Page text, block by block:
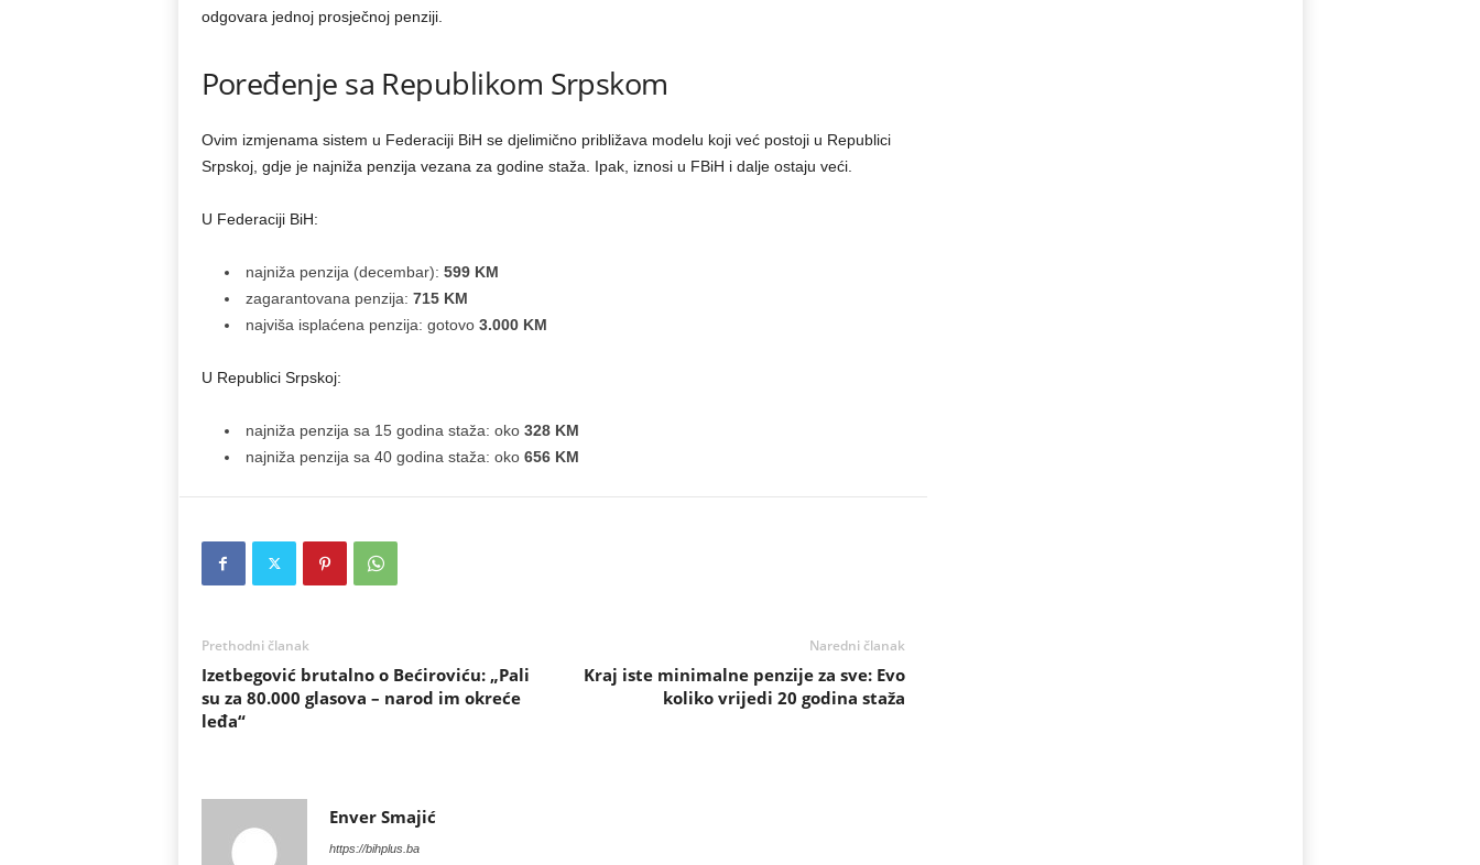
odgovara jednoj prosječnoj penziji.
Poređenje sa Republikom Srpskom
Ovim izmjenama sistem u Federaciji BiH se djelimično približava modelu koji već postoji u Republici
Srpskoj, gdje je najniža penzija vezana za godine staža. Ipak, iznosi u FBiH i dalje ostaju veći.
U Federaciji BiH:
najniža penzija (decembar): 599 KM
zagarantovana penzija: 715 KM
najviša isplaćena penzija: gotovo 3.000 KM
U Republici Srpskoj:
najniža penzija sa 15 godina staža: oko 328 KM
najniža penzija sa 40 godina staža: oko 656 KM
Prethodni članak
Izetbegović brutalno o Bećiroviću: „Pali
su za 80.000 glasova – narod im okreće
leđa“
Naredni članak
Kraj iste minimalne penzije za sve: Evo
koliko vrijedi 20 godina staža
Enver Smajić
https://bihplus.ba